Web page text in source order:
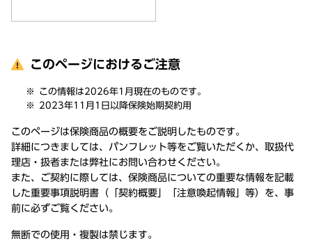
このページにおけるご注意
この情報は2026年1月現在のものです。
2023年11月1日以降保険始期契約用
このページは保険商品の概要をご説明したものです。
詳細につきましては、パンフレット等をご覧いただくか、取扱代
理店・扱者または弊社にお問い合わせください。
また、ご契約に際しては、保険商品についての重要な情報を記載
した重要事項説明書（「契約概要」「注意喚起情報」等）を、事
前に必ずご覧ください。
無断での使用・複製は禁じます。